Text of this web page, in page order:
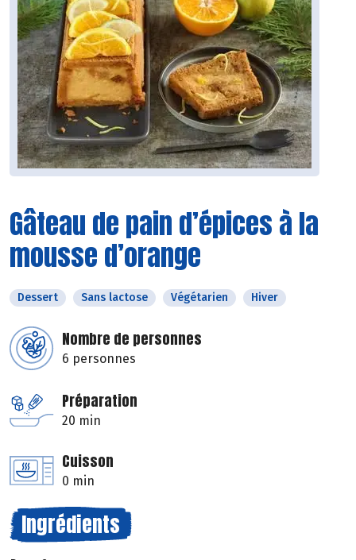
Gâteau de pain d’épices à la
mousse d’orange
Dessert Sans lactose Végétarien Hiver
Nombre de personnes
6 personnes
Préparation
20 min
Cuisson
0 min
Ingrédients